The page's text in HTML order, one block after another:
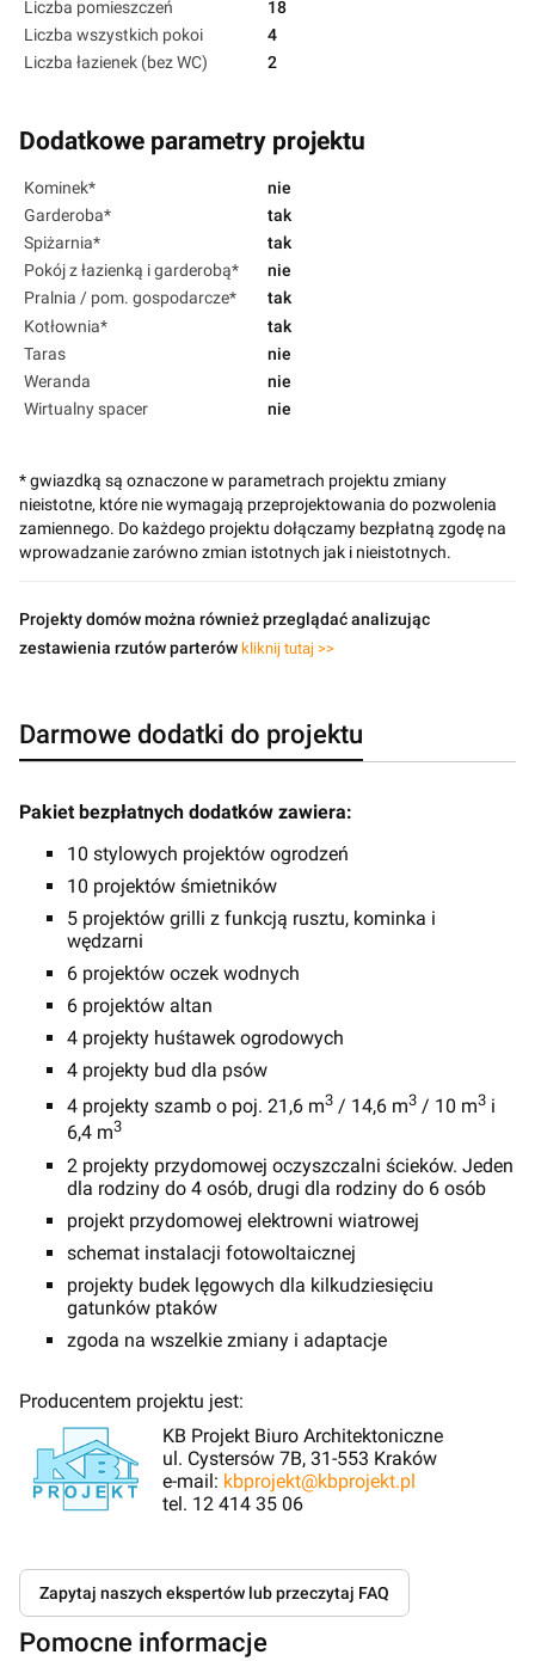
Liczba pomieszczeń
18
Liczba wszystkich pokoi
4
Liczba łazienek (bez WC)
2
Dodatkowe parametry projektu
Kominek*
nie
Garderoba*
tak
Spiżarnia*
tak
Pokój z łazienką i garderobą*
nie
Pralnia / pom. gospodarcze*
tak
Kotłownia*
tak
Taras
nie
Weranda
nie
Wirtualny spacer
nie
* gwiazdką są oznaczone w parametrach projektu zmiany
nieistotne, które nie wymagają przeprojektowania do pozwolenia
zamiennego. Do każdego projektu dołączamy bezpłatną zgodę na
wprowadzanie zarówno zmian istotnych jak i nieistotnych.
Projekty domów można również przeglądać analizując
zestawienia rzutów parterów kliknij tutaj >>
Darmowe dodatki do projektu
Pakiet bezpłatnych dodatków zawiera:
10 stylowych projektów ogrodzeń
10 projektów śmietników
5 projektów grilli z funkcją rusztu, kominka i
wędzarni
6 projektów oczek wodnych
6 projektów altan
4 projekty huśtawek ogrodowych
4 projekty bud dla psów
4 projekty szamb o poj. 21,6 m3 / 14,6 m3 / 10 m3 i
6,4 m3
2 projekty przydomowej oczyszczalni ścieków. Jeden
dla rodziny do 4 osób, drugi dla rodziny do 6 osób
projekt przydomowej elektrowni wiatrowej
schemat instalacji fotowoltaicznej
projekty budek lęgowych dla kilkudziesięciu
gatunków ptaków
zgoda na wszelkie zmiany i adaptacje
Producentem projektu jest:
KB Projekt Biuro Architektoniczne
ul. Cystersów 7B, 31-553 Kraków
e-mail: kbprojekt@kbprojekt.pl
tel. 12 414 35 06
Zapytaj naszych ekspertów lub przeczytaj FAQ
Pomocne informacje